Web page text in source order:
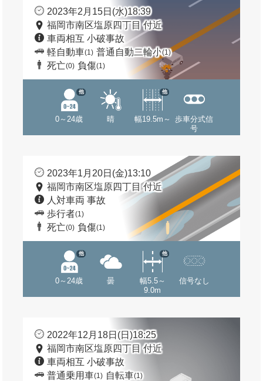
2023年2月15日(水)18:39
福岡市南区塩原四丁目 付近
車両相互 小破事故
軽自動車(1) 普通自動二輪小(1)
死亡(0) 負傷(1)
0～24歳
他
晴 幅19.5m～
他
歩車分式信
号
2023年1月20日(金)13:10
福岡市南区塩原四丁目 付近
人対車両 事故
歩行者(1)
死亡(0) 負傷(1)
0～24歳
他
曇
幅5.5～
9.0m
他
信号なし
2022年12月18日(日)18:25
福岡市南区塩原四丁目 付近
車両相互 小破事故
普通乗用車(1) 自転車(1)